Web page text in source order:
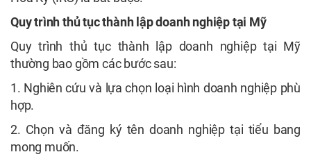
Quy trình thủ tục thành lập doanh nghiệp tại Mỹ
Quy trình thủ tục thành lập doanh nghiệp tại Mỹ
thường bao gồm các bước sau:
1. Nghiên cứu và lựa chọn loại hình doanh nghiệp phù
hợp.
2. Chọn và đăng ký tên doanh nghiệp tại tiểu bang
mong muốn.